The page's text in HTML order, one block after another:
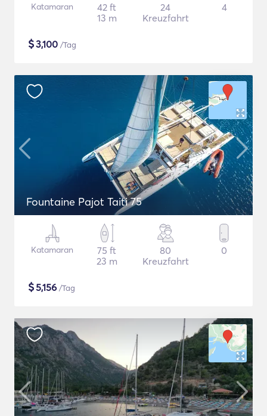
Katamaran
42 ft
13 m
24
Kreuzfahrt
4
$3,100 /Tag
Fountaine Pajot Taiti 75
Katamaran
75 ft
23 m
80
Kreuzfahrt
0
$5,156 /Tag